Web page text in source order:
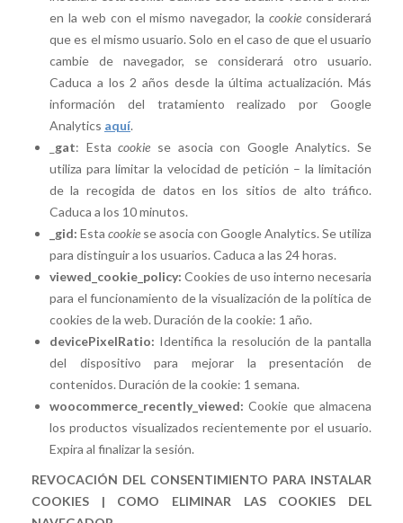
en la web con el mismo navegador, lacookieconsiderará
que es el mismo usuario. Solo en el caso de que el usuario
cambie de navegador, se considerará otro usuario.
Caduca a los 2 años desde la última actualización. Más
información del tratamiento realizado por Google
Analytics aquí.
gat: Estacookie se asocia con Google Analytics. Se
utiliza para limitar la velocidad de petición – la limitación
de la recogida de datos en los sitios de alto tráfico.
Caduca a los 10 minutos.
_gid: Esta cookie se asocia con Google Analytics. Se utiliza
para distinguir a los usuarios. Caduca a las 24 horas.
viewed_cookie_policy: Cookies de uso interno necesaria
para el funcionamiento de la visualización de la política de
cookies de la web. Duración de la cookie: 1 año.
devicePixelRatio: Identifica la resolución de la pantalla
del dispositivo para mejorar la presentación de
contenidos. Duración de la cookie: 1 semana.
woocommerce_recently_viewed: Cookie que almacena
los productos visualizados recientemente por el usuario.
Expira al finalizar la sesión.
REVOCACIÓN DEL CONSENTIMIENTO PARA INSTALAR
COOKIES | COMO ELIMINAR LAS COOKIES DEL